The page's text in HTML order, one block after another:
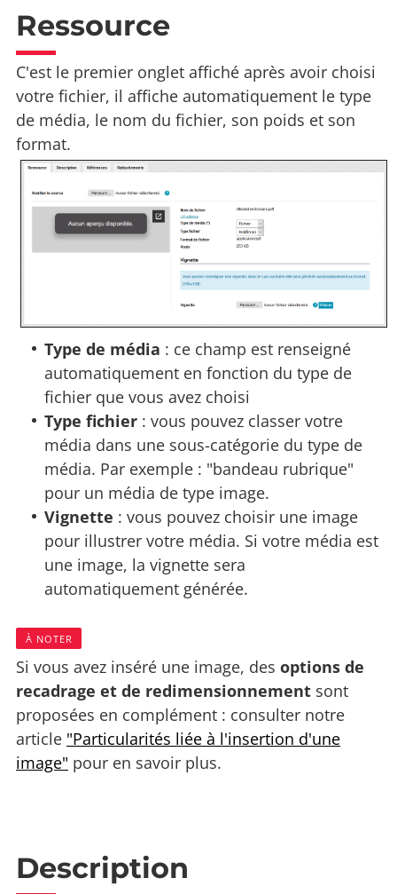
Ressource
C'est le premier onglet affiché après avoir choisi
votre fichier, il affiche automatiquement le type
de média, le nom du fichier, son poids et son
format.
Type de média : ce champ est renseigné
automatiquement en fonction du type de
fichier que vous avez choisi
Type fichier : vous pouvez classer votre
média dans une sous-catégorie du type de
média. Par exemple : "bandeau rubrique"
pour un média de type image.
Vignette : vous pouvez choisir une image
pour illustrer votre média. Si votre média est
une image, la vignette sera
automatiquement générée.
À NOTER
Si vous avez inséré une image, des options de
recadrage et de redimensionnement sont
proposées en complément : consulter notre
article "Particularités liée à l'insertion d'une
image" pour en savoir plus.
Description